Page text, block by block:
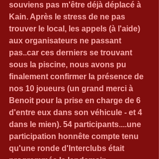
souviens pas m'être déjà déplacé à
Kain. Après le stress de ne pas
trouver le local, les appels (à l'aide)
aux organisateurs ne passant
pas..car ces derniers se trouvant
sous la piscine, nous avons pu
finalement confirmer la présence de
nos 10 joueurs (un grand merci à
Benoit pour la prise en charge de 6
d'entre eux dans son véhicule - et 4
dans le mien). 54 participants....une
participation honnête compte tenu
qu'une ronde d'Interclubs était